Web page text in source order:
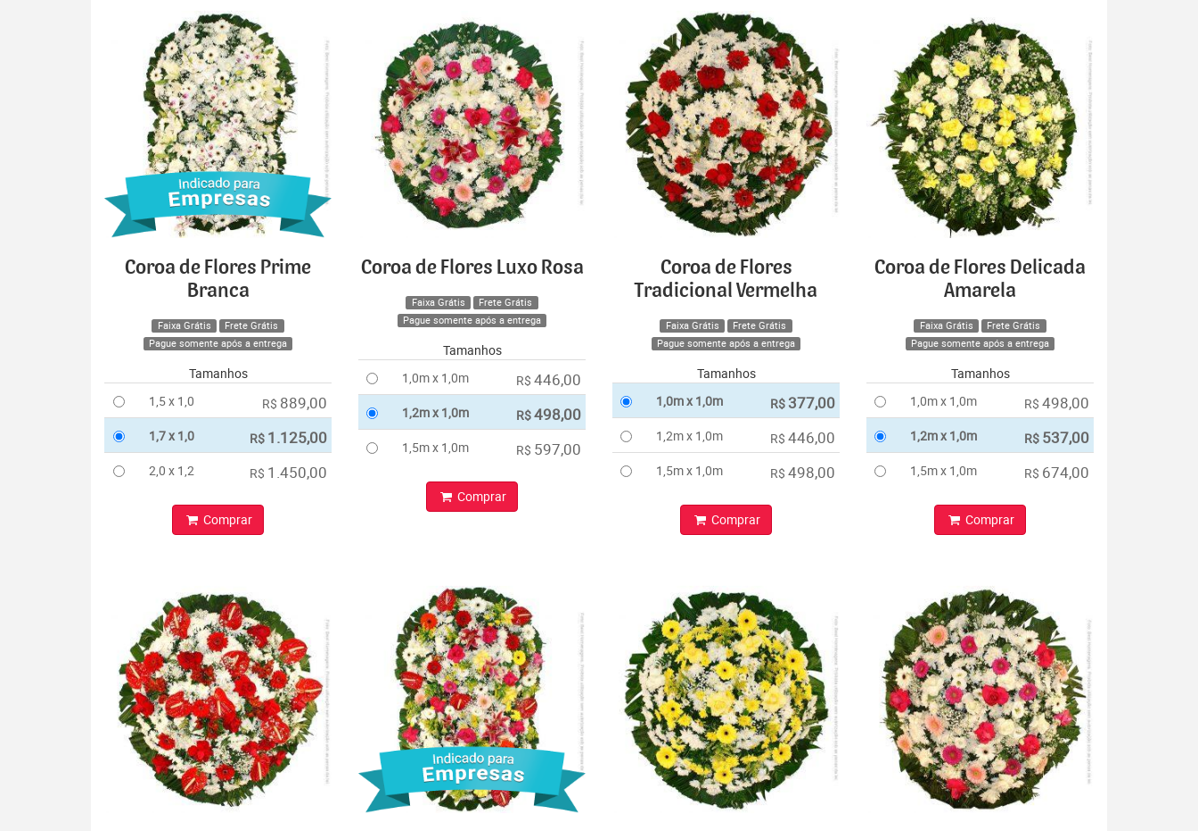
Coroa de Flores Prime
Branca
Faixa Grátis
Frete Grátis
Pague somente após a entrega
Tamanhos
1,5 x 1,0
R$ 889,00
1,7 x 1,0 R$ 1.125,00
2,0 x 1,2 R$ 1.450,00
Comprar
Coroa de Flores Luxo Rosa
Faixa Grátis
Frete Grátis
Pague somente após a entrega
Tamanhos
1,0m x 1,0m
R$ 446,00
1,2m x 1,0m R$498,00
1,5m x 1,0m R$ 597,00
Comprar
Coroa de Flores
Tradicional Vermelha
Faixa Grátis
Frete Grátis
Pague somente após a entrega
Tamanhos
1,0m x 1,0m
R$ 377,00
1,2m x 1,0m R$ 446,00
1,5m x 1,0m R$ 498,00
Comprar
Coroa de Flores Delicada
Amarela
Faixa Grátis
Frete Grátis
Pague somente após a entrega
Tamanhos
1,0m x 1,0m
R$ 498,00
1,2m x 1,0m R$ 537,00
1,5m x 1,0m R$ 674,00
Comprar